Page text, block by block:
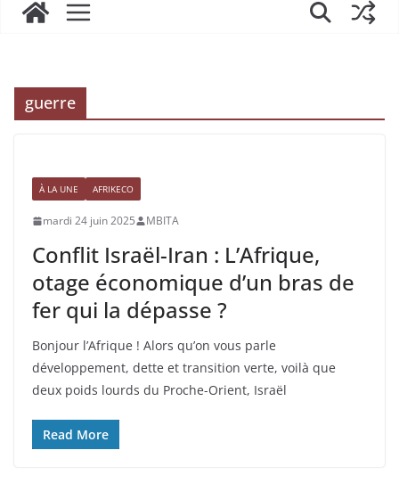
guerre
À LA UNE AFRIKECO
mardi 24 juin 2025 MBITA
Conflit Israël-Iran : L’Afrique,
otage économique d’un bras de
fer qui la dépasse ?
Bonjour l’Afrique ! Alors qu’on vous parle
développement, dette et transition verte, voilà que
deux poids lourds du Proche-Orient, Israël
Read More